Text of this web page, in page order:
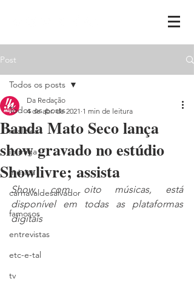
Post
Todos os posts
realities
ih,miga
música
carnavaldesalvador
famosos
entrevistas
etc-e-tal
tv
Todos os posts
Banda Mato Seco lança
show gravado no estúdio
Showlivre; assista
Da Redação
4 de abr. de 2021 1 min de leitura
Show, com oito músicas, está
disponível em todas as plataformas
digitais